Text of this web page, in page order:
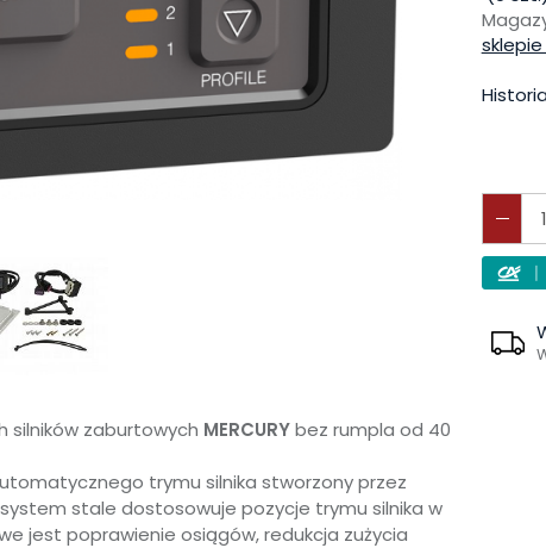
silników zaburtowych MERCURYbez rumpla od 40
trymu silnika stworzony przez
stale dostosowuje pozycje trymu silnika w
jest poprawienie osiągów, redukcja zużycia